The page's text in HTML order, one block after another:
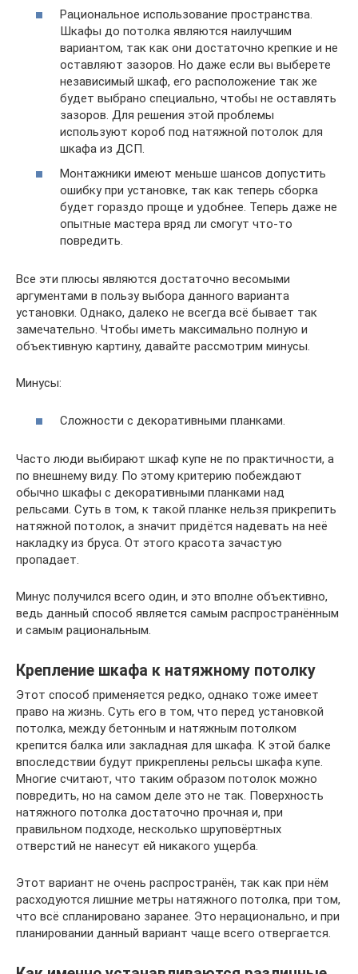
Рациональное использование пространства.
Шкафы до потолка являются наилучшим
вариантом, так как они достаточно крепкие и не
оставляют зазоров. Но даже если вы выберете
независимый шкаф, его расположение так же
будет выбрано специально, чтобы не оставлять
зазоров. Для решения этой проблемы
используют короб под натяжной потолок для
шкафа из ДСП.
Монтажники имеют меньше шансов допустить
ошибку при установке, так как теперь сборка
будет гораздо проще и удобнее. Теперь даже не
опытные мастера вряд ли смогут что-то
повредить.
Все эти плюсы являются достаточно весомыми
аргументами в пользу выбора данного варианта
установки. Однако, далеко не всегда всё бывает так
замечательно. Чтобы иметь максимально полную и
объективную картину, давайте рассмотрим минусы.
Минусы:
Сложности с декоративными планками.
Часто люди выбирают шкаф купе не по практичности, а
по внешнему виду. По этому критерию побеждают
обычно шкафы с декоративными планками над
рельсами. Суть в том, к такой планке нельзя прикрепить
натяжной потолок, а значит придётся надевать на неё
накладку из бруса. От этого красота зачастую
пропадает.
Минус получился всего один, и это вполне объективно,
ведь данный способ является самым распространённым
и самым рациональным.
Крепление шкафа к натяжному потолку
Этот способ применяется редко, однако тоже имеет
право на жизнь. Суть его в том, что перед установкой
потолка, между бетонным и натяжным потолком
крепится балка или закладная для шкафа. К этой балке
впоследствии будут прикреплены рельсы шкафа купе.
Многие считают, что таким образом потолок можно
повредить, но на самом деле это не так. Поверхность
натяжного потолка достаточно прочная и, при
правильном подходе, несколько шруповёртных
отверстий не нанесут ей никакого ущерба.
Этот вариант не очень распространён, так как при нём
расходуются лишние метры натяжного потолка, при том,
что всё спланировано заранее. Это нерационально, и при
планировании данный вариант чаще всего отвергается.